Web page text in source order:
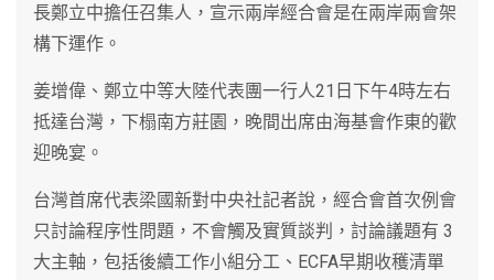
長鄭立中擔任召集人，宣示兩岸經合會是在兩岸兩會架
構下運作。
姜增偉、鄭立中等大陸代表團一行人21日下午4時左右
抵達台灣，下榻南方莊園，晚間出席由海基會作東的歡
迎晚宴。
台灣首席代表梁國新對中央社記者說，經合會首次例會
只討論程序性問題，不會觸及實質談判，討論議題有 3
大主軸，包括後續工作小組分工、ECFA早期收穫清單